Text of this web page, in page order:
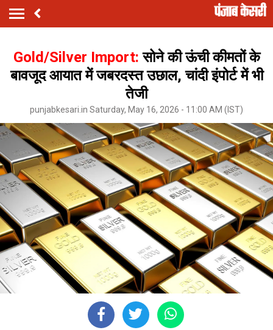
Gold/Silver Import:सोने की ऊंची कीमतों के
बावजूद आयात में जबरदस्त उछाल, चांदी इंपोर्ट में भी
तेजी
punjabkesari.in Saturday, May 16, 2026 - 11:00 AM (IST)